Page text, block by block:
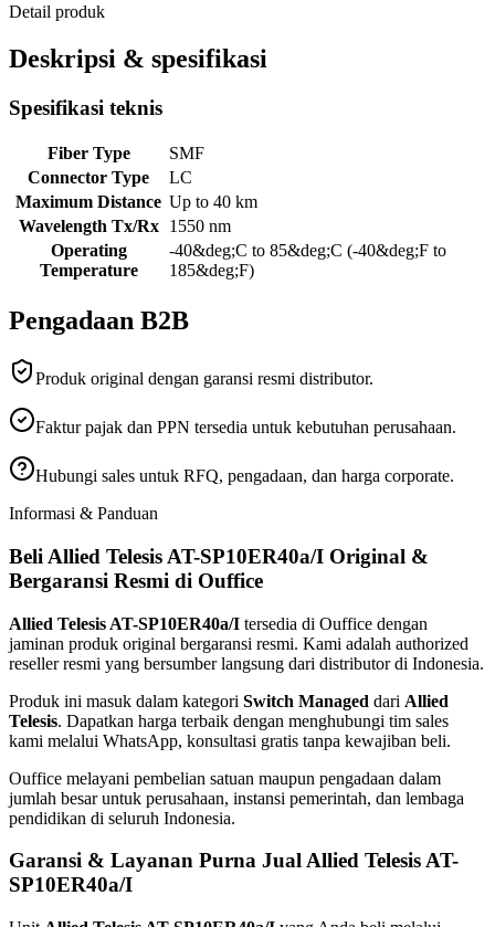
Detail produk
Deskripsi & spesifikasi
Spesifikasi teknis
Fiber Type
SMF
Connector Type
LC
Maximum Distance Up to 40 km
Wavelength Tx/Rx
1550 nm
Operating
Temperature
-40&deg;C to 85&deg;C (-40&deg;F to
185&deg;F)
Pengadaan B2B
Produk original dengan garansi resmi distributor.
Faktur pajak dan PPN tersedia untuk kebutuhan perusahaan.
Hubungi sales untuk RFQ, pengadaan, dan harga corporate.
Informasi & Panduan
Beli Allied Telesis AT-SP10ER40a/I Original &
Bergaransi Resmi di Ouffice
Allied Telesis AT-SP10ER40a/I tersedia di Ouffice dengan
jaminan produk original bergaransi resmi. Kami adalah authorized
reseller resmi yang bersumber langsung dari distributor di Indonesia.
Produk ini masuk dalam kategori Switch Managed dari Allied
Telesis. Dapatkan harga terbaik dengan menghubungi tim sales
kami melalui WhatsApp, konsultasi gratis tanpa kewajiban beli.
Ouffice melayani pembelian satuan maupun pengadaan dalam
jumlah besar untuk perusahaan, instansi pemerintah, dan lembaga
pendidikan di seluruh Indonesia.
Garansi & Layanan Purna Jual Allied Telesis AT-
SP10ER40a/I